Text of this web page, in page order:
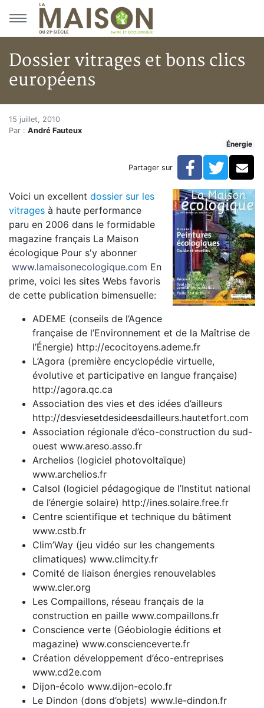
Aller au menu principal
Aller au contenu principal
Dossier vitrages et bons clics
européens
Accueil
Articles
Dossier vitrages et bons clics européens
Dossier vitrages et bons clics
15 juillet, 2010
Par : André Fauteux
Énergie
Partager sur Facebook
Voici un excellent dossier sur les
vitrages à haute performance
paru en 2006 dans le formidable
magazine français La Maison
écologique Pour s'y abonner
www.lamaisonecologique.com En
prime, voici les sites Webs favoris
de cette publication bimensuelle:
ADEME (conseils de l’Agence
française de l’Environnement et de la Maîtrise de
l’Énergie) http://ecocitoyens.ademe.fr
L’Agora (première encyclopédie virtuelle,
évolutive et participative en langue française)
http://agora.qc.ca
Association des vies et des idées d’ailleurs
http://desviesetdesideesdailleurs.hautetfort.com
Association régionale d’éco-construction du sud-
ouest www.areso.asso.fr
Archelios (logiciel photovoltaïque)
www.archelios.fr
Calsol (logiciel pédagogique de l’Institut national
de l’énergie solaire) http://ines.solaire.free.fr
Centre scientifique et technique du bâtiment
www.cstb.fr
Clim’Way (jeu vidéo sur les changements
climatiques) www.climcity.fr
Comité de liaison énergies renouvelables
www.cler.org
Les Compaillons, réseau français de la
construction en paille www.compaillons.fr
Conscience verte (Géobiologie éditions et
magazine) www.conscienceverte.fr
Création développement d’éco-entreprises
www.cd2e.com
Dijon-écolo www.dijon-ecolo.fr
Le Dindon (dons d’objets) www.le-dindon.fr